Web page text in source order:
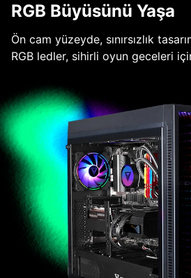
RGB Büyüsünü Yaşa
Ön cam yüzeyde, sınırsızlık
RGB ledler, sihirli oyun geceleri